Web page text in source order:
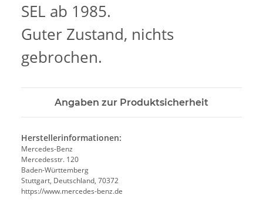
SEL ab 1985.
Guter Zustand, nichts
gebrochen.
Angaben zur Produktsicherheit
Herstellerinformationen:
Mercedes-Benz
Mercedesstr. 120
Baden-Württemberg
Stuttgart, Deutschland, 70372
https://www.mercedes-benz.de